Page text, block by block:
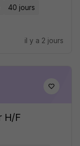
40 jours
il y a 2 jours
H/F